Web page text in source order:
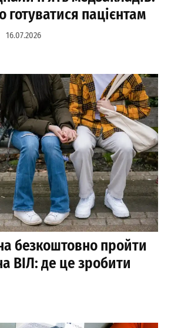
готуватися пацієнтам
16.07.2026
безкоштовно пройти
ВІЛ: де це зробити